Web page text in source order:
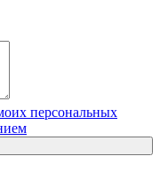
персональных